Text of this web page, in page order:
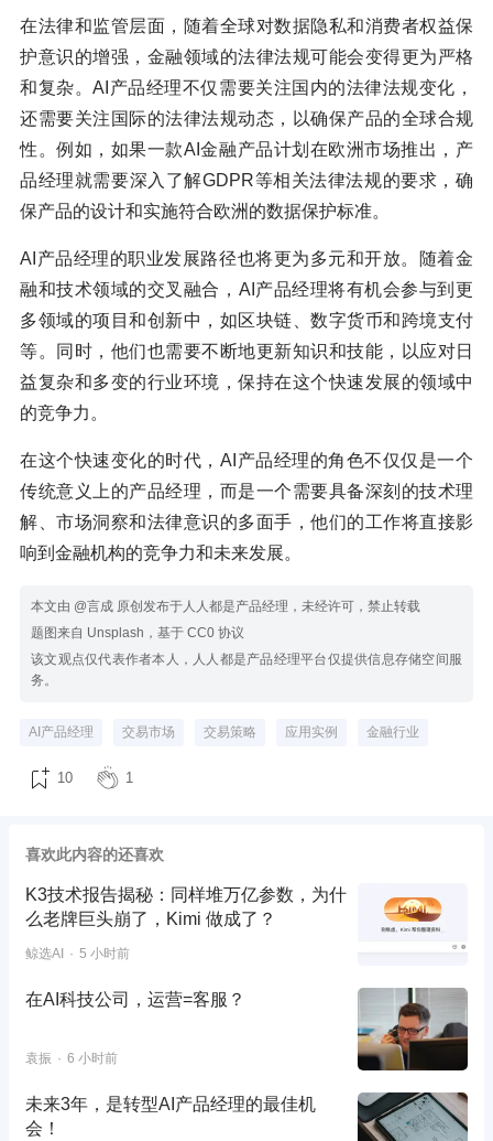
在法律和监管层面，随着全球对数据隐私和消费者权益保
护意识的增强，金融领域的法律法规可能会变得更为严格
和复杂。AI产品经理不仅需要关注国内的法律法规变化，
还需要关注国际的法律法规动态，以确保产品的全球合规
性。例如，如果一款AI金融产品计划在欧洲市场推出，产
品经理就需要深入了解GDPR等相关法律法规的要求，确
保产品的设计和实施符合欧洲的数据保护标准。
AI产品经理的职业发展路径也将更为多元和开放。随着金
融和技术领域的交叉融合，AI产品经理将有机会参与到更
多领域的项目和创新中，如区块链、数字货币和跨境支付
等。同时，他们也需要不断地更新知识和技能，以应对日
益复杂和多变的行业环境，保持在这个快速发展的领域中
的竞争力。
在这个快速变化的时代，AI产品经理的角色不仅仅是一个
传统意义上的产品经理，而是一个需要具备深刻的技术理
解、市场洞察和法律意识的多面手，他们的工作将直接影
响到金融机构的竞争力和未来发展。
本文由 @言成 原创发布于人人都是产品经理，未经许可，禁止转载
题图来自 Unsplash，基于 CC0 协议
该文观点仅代表作者本人，人人都是产品经理平台仅提供信息存储空间服
务。
AI产品经理 交易市场 交易策略 应用实例 金融行业
10 1
喜欢此内容的还喜欢
K3技术报告揭秘：同样堆万亿参数，为什
么老牌巨头崩了，Kimi 做成了？
鲸选AI 5 小时前
在AI科技公司，运营=客服？
袁振 6 小时前
未来3年，是转型AI产品经理的最佳机
会！